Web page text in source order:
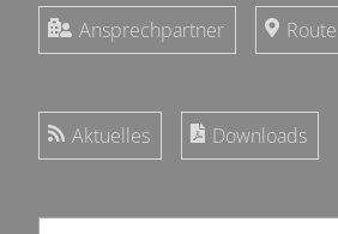
Ansprechpartner Route
Aktuelles Downloads